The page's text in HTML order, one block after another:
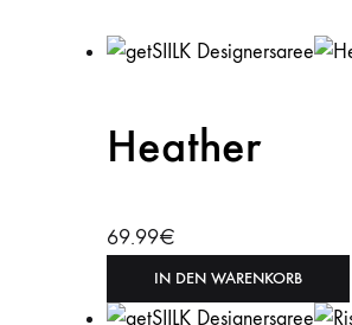
Heather
69.99€
IN DEN WARENKORB